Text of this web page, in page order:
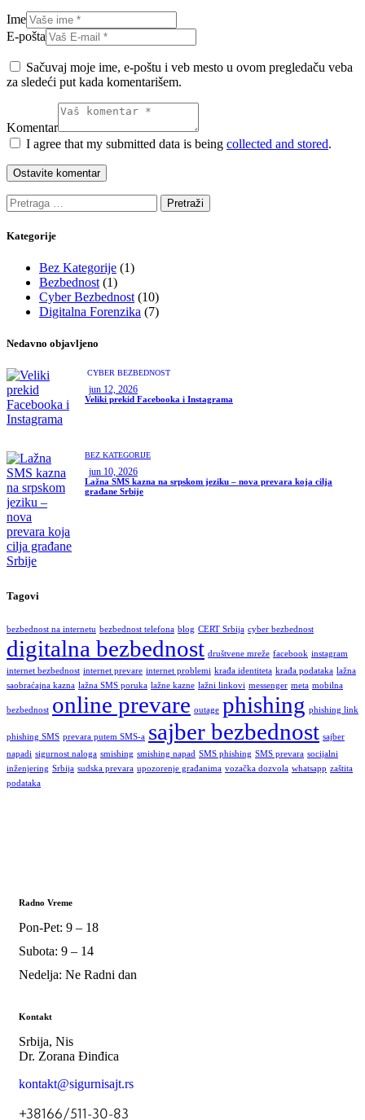
Ime
E-pošta
Sačuvaj moje ime, e-poštu i veb mesto u ovom pregledaču veba
za sledeći put kada komentarišem.
Komentar
I agree that my submitted data is being collected and stored.
Kategorije
Bez Kategorije (1)
Bezbednost (1)
Cyber Bezbednost (10)
Digitalna Forenzika (7)
Nedavno objavljeno
CYBER BEZBEDNOST
jun 12, 2026
Veliki prekid Facebooka i Instagrama
BEZ KATEGORIJE
jun 10, 2026
Lažna SMS kazna na srpskom jeziku – nova prevara koja cilja
građane Srbije
Tagovi
bezbednost na internetu bezbednost telefona blog CERT Srbija cyber bezbednost
digitalna bezbednost društvene mreže facebook instagram
internet bezbednost internet prevare internet problemi krađa identiteta krađa podataka lažna
saobraćajna kazna lažna SMS poruka lažne kazne lažni linkovi messenger meta mobilna
bezbednost online prevare outage phishing phishing link
phishing SMS prevara putem SMS-a sajber bezbednost sajber
napadi sigurnost naloga smishing smishing napad SMS phishing SMS prevara socijalni
inženjering Srbija sudska prevara upozorenje građanima vozačka dozvola whatsapp zaštita
podataka
Radno Vreme
Pon-Pet: 9 – 18
Subota: 9 – 14
Nedelja: Ne Radni dan
Kontakt
Srbija, Nis
Dr. Zorana Đinđica
kontakt@sigurnisajt.rs
+38166/511-30-83